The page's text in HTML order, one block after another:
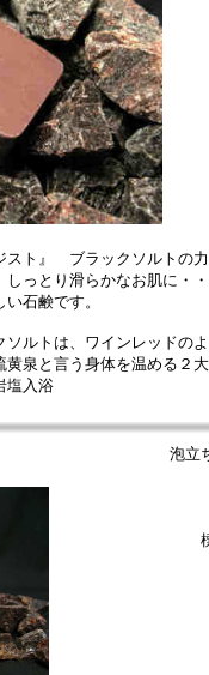
スト』 ブラックソルトの力
っとり滑らかなお肌に・・
石鹸です。
ルトは、ワインレッドの
泉と言う身体を温める２
塩入浴
泡立